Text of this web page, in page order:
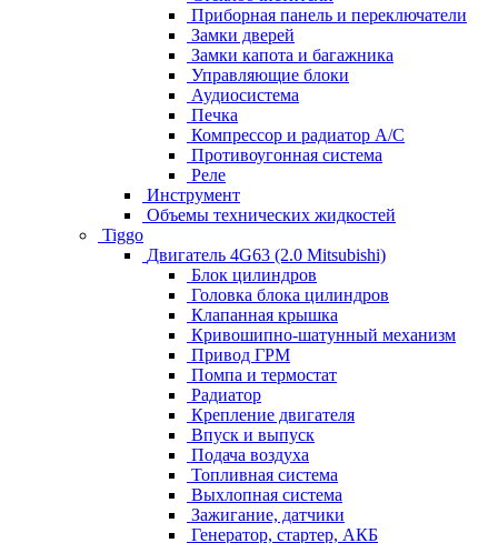
Приборная панель и переключатели
Замки дверей
Замки капота и багажника
Управляющие блоки
Аудиосистема
Печка
Компрессор и радиатор А/C
Противоугонная система
Реле
Инструмент
Объемы технических жидкостей
Tiggo
Двигатель 4G63 (2.0 Mitsubishi)
Блок цилиндров
Головка блока цилиндров
Клапанная крышка
Кривошипно-шатунный механизм
Привод ГРМ
Помпа и термостат
Радиатор
Крепление двигателя
Впуск и выпуск
Подача воздуха
Топливная система
Выхлопная система
Зажигание, датчики
Генератор, стартер, АКБ